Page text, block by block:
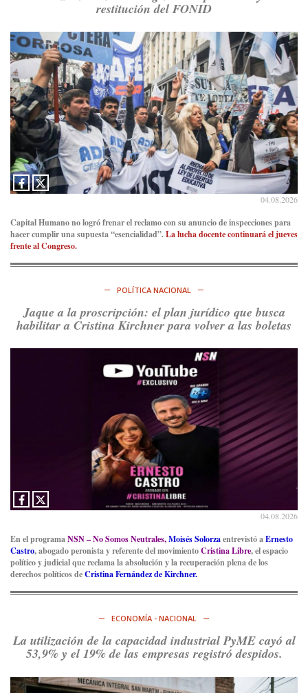
@consensopatagon
5d
RT@caortega64: A #50AñosDelGolpe, la memoria es
presente y es futuro. https://t.co/uhRcKnCCc5
Ver en X
Consenso Patagónico
@consensopatagon
5d
La crisis en el estrecho de Ormuz: así golpea la guerra con
Irán al petróleohttps://t.co/IInL9uYZvh
https://t.co/ytaelKSfHm
Consenso Patagónico
Consenso Patagónico
@PJCampana2022: Asumimos una nueva etapa en el
Partido Justicialista de Campana, con el orgullo de que el
Ver en X
restitución del FONID
04.08.2026
Capital Humano no logró frenar el reclamo con su anuncio de inspecciones para
hacer cumplir una supuesta “esencialidad”.La lucha docente continuará el jueves
frente al Congreso.
POLÍTICA NACIONAL
Jaque a la proscripción: el plan jurídico que busca
habilitar a Cristina Kirchner para volver a las boletas
04.08.2026
En el programaNSN – No Somos Neutrales,Moisés Solorzaentrevistó aErnesto
Castro, abogado peronista y referente del movimientoCristina Libre, el espacio
político y judicial que reclama la absolución y la recuperación plena de los
derechos políticos deCristina Fernández de Kirchner.
ECONOMÍA - NACIONAL
La utilización de la capacidad industrial PyME cayó al
53,9% y el 19% de las empresas registró despidos.